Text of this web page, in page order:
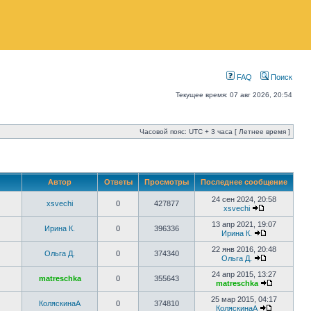
FAQ Поиск
Текущее время: 07 авг 2026, 20:54
Часовой пояс: UTC + 3 часа [ Летнее время ]
Автор Ответы Просмотры Последнее сообщение
xsvechi 0 427877
24 сен 2024, 20:58
xsvechi
Ирина К. 0 396336
13 апр 2021, 19:07
Ирина К.
Ольга Д. 0 374340
22 янв 2016, 20:48
Ольга Д.
matreschka 0 355643
24 апр 2015, 13:27
matreschka
КоляскинаА 0 374810
25 мар 2015, 04:17
КоляскинаА